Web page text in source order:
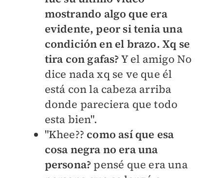
mostrando algo que era
evidente, peor si tenia una
condición en el brazo. Xq se
tira con gafas?Y el amigo No
dice nada xq se ve que él
está con la cabeza arriba
donde pareciera que todo
esta bien".
"Khee?? como así que esa
cosa negra no era una
persona? pensé que era una